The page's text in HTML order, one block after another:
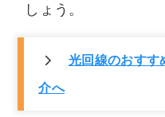
しょう。
光回線のおすす
介へ